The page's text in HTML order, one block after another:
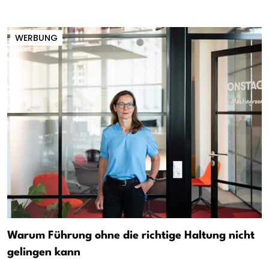
WERBUNG
Warum Führung ohne die richtige Haltung nicht
gelingen kann